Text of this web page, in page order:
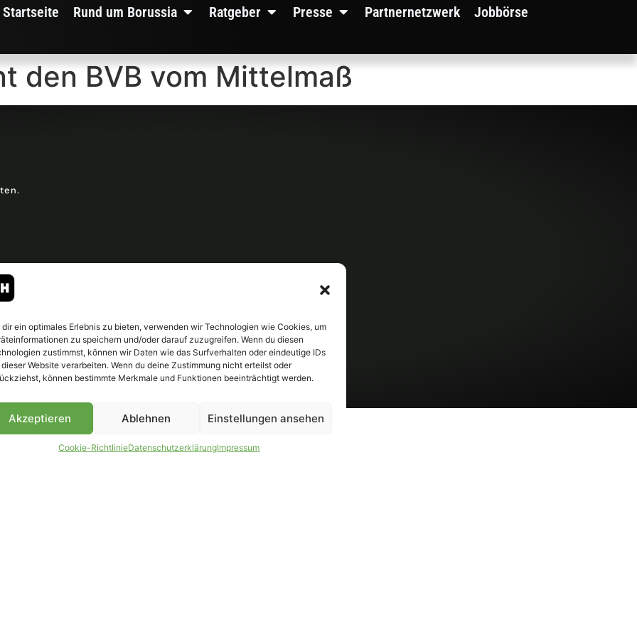
dir ein optimales Erlebnis zu bieten, verwenden wir Technologien wie Cookies, um
zu speichern und/oder darauf zuzugreifen. Wenn du diesen
zustimmst, können wir Daten wie das Surfverhalten oder eindeutige IDs
Website verarbeiten. Wenn du deine Zustimmung nicht erteilst oder
können bestimmte Merkmale und Funktionen beeinträchtigt werden.
Akzeptieren Ablehnen Einstellungen ansehen
Cookie-RichtlinieDatenschutzerklärungImpressum
Startseite Rund um Borussia Ratgeber Presse Partnernetzwerk Jobbörse
den BVB vom Mittelmaß